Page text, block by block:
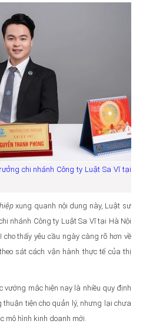
chi nhánh Công ty Luật Sa Vĩ tại
xung quanh nội dung này, Luật sư
nhánh Công ty Luật Sa Vĩ tại Hà Nội
thấy yêu cầu ngày càng rõ hơn về
sát cách vận hành thực tế của thị
vướng mắc hiện nay là nhiều quy định
tiện cho quản lý, nhưng lại chưa
mô hình kinh doanh mới.